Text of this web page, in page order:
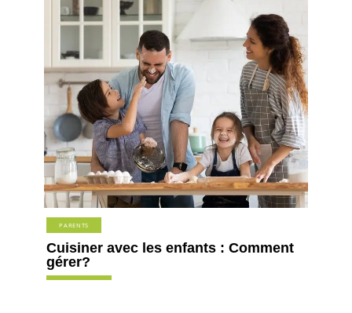
PARENTS
Cuisiner avec les enfants : Comment
gérer?